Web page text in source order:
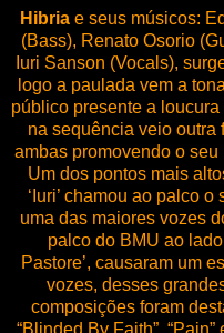
Hibria e seus músicos:
(Bass), Renato Osorio
Iuri Sanson (Vocals),
logo a paulada vem a
público presente a
na sequência veio outra
ambas promovendo o seu
Um dos pontos mais
‘Iuri’ chamou ao palco o
uma das maiores vozes
palco do BMU ao
Pastore’, causaram um
vozes, desses
composições foram
“Blinded By Faith”,